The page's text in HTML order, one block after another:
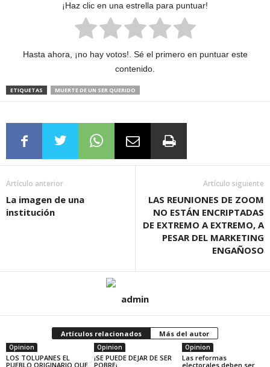
¡Haz clic en una estrella para puntuar!
Hasta ahora, ¡no hay votos!. Sé el primero en puntuar este
contenido.
ETIQUETAS MUERTE DE UN SER QUERIDO
Artículo anterior
La imagen de una
institución
Artículo siguiente
LAS REUNIONES DE ZOOM
NO ESTÁN ENCRIPTADAS
DE EXTREMO A EXTREMO, A
PESAR DEL MARKETING
ENGAÑOSO
admin
Artículos relacionados Más del autor
Opinion
LOS TOLUPANES EL
PUEBLO ORIGINARIO QUE
Opinion
¡SE PUEDE DEJAR DE SER
POBRE¡
Opinion
Las reformas
electorales deben ser